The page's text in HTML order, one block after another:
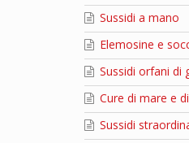
Sussidi a mano
Elemosine e
Sussidi orfani di
Cure di mare e
Sussidi